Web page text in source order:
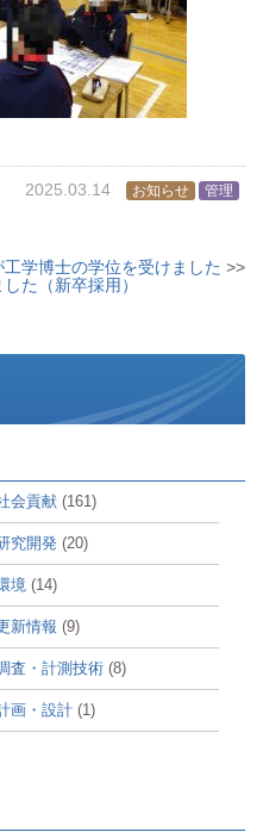
2025.03.14 お知らせ 管理
学博士の学位を受けました >>
た（新卒採用）
会貢献 (161)
究開発 (20)
境 (14)
新情報 (9)
査・計測技術 (8)
画・設計 (1)